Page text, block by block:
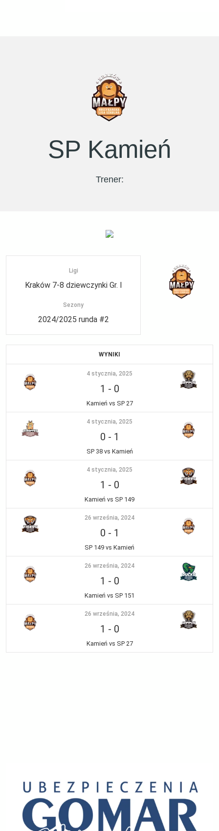
SP Kamień
Trener:
Ligi
Kraków 7-8 dziewczynki Gr. I
Sezony
2024/2025 runda #2
WYNIKI
4 stycznia, 2025
1 - 0
Kamień vs SP 27
4 stycznia, 2025
0 - 1
SP 38 vs Kamień
4 stycznia, 2025
1 - 0
Kamień vs SP 149
26 września, 2024
0 - 1
SP 149 vs Kamień
26 września, 2024
1 - 0
Kamień vs SP 151
26 września, 2024
1 - 0
Kamień vs SP 27